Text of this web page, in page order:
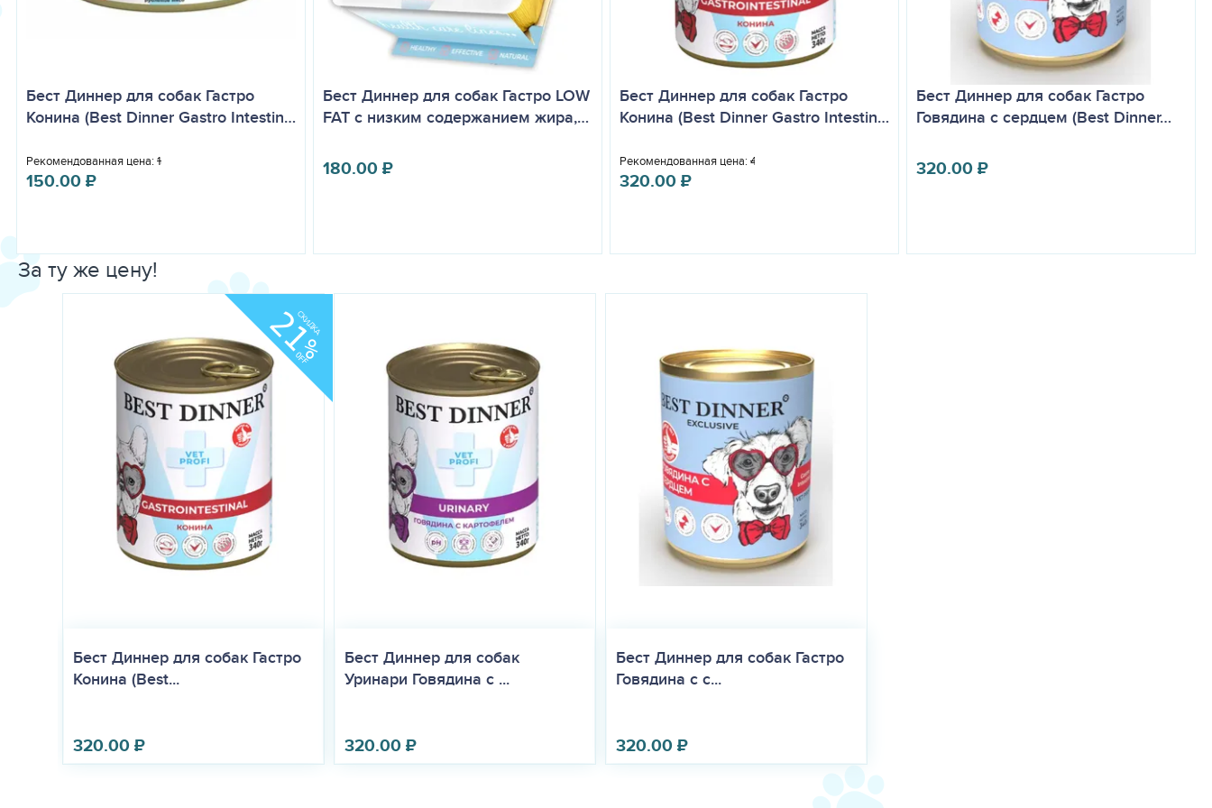
Бест Диннер для собак Гастро
Конина (Best Dinner Gastro Intestin…
Рекомендованная цена: 185.00
150.00₽
Бест Диннер для собак Гастро LOW
FAT с низким содержанием жира,…
180.00₽
Бест Диннер для собак Гастро
Конина (Best Dinner Gastro Intestin…
Рекомендованная цена: 403.00
320.00₽
Бест Диннер для собак Гастро
Говядина с сердцем (Best Dinner…
320.00₽
За ту же цену!
СКИДКА
21
%
OFF
Бест Диннер для собак Гастро
Конина (Best...
320.00₽
Бест Диннер для собак
Уринари Говядина с ...
320.00₽
Бест Диннер для собак Гастро
Говядина с с...
320.00₽